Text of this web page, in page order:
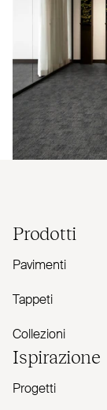
Prodotti
Pavimenti
Tappeti
Collezioni
Ispirazione
Progetti